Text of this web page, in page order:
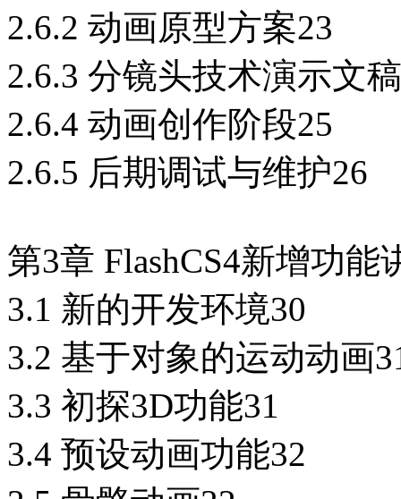
2.6.2 动画原型方案23
2.6.3 分镜头技术演示文
2.6.4 动画创作阶段25
2.6.5 后期调试与维护26
第3章 FlashCS4新增功能
3.1 新的开发环境30
3.2 基于对象的运动动画
3.3 初探3D功能31
3.4 预设动画功能32